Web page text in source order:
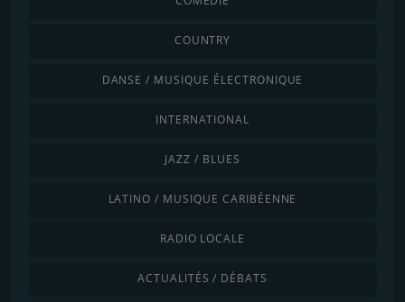
COUNTRY
DANSE / MUSIQUE ÉLECTRONIQUE
INTERNATIONAL
JAZZ / BLUES
LATINO / MUSIQUE CARIBÉENNE
RADIO LOCALE
ACTUALITÉS / DÉBATS